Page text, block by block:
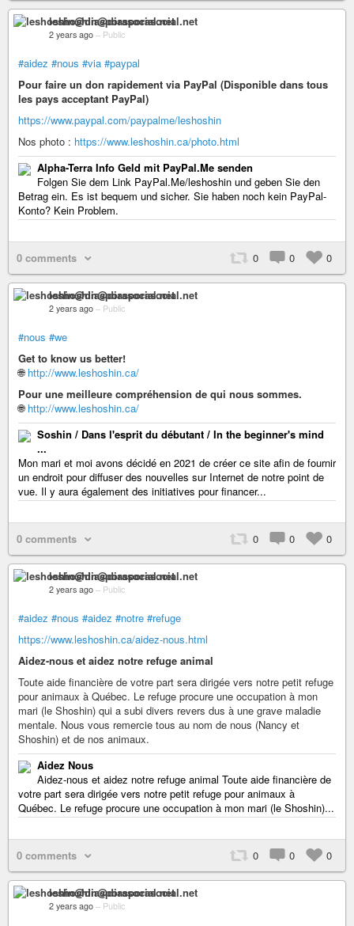
leshoshin@diasporasocial.net
2 years ago – Public
#aidez #nous #via #paypal
Pour faire un don rapidement via PayPal (Disponible dans tous
les pays acceptant PayPal)
https://www.paypal.com/paypalme/leshoshin
Nos photo : https://www.leshoshin.ca/photo.html
Alpha-Terra Info Geld mit PayPal.Me senden
Folgen Sie dem Link PayPal.Me/leshoshin und geben Sie den
Betrag ein. Es ist bequem und sicher. Sie haben noch kein PayPal-
Konto? Kein Problem.
0 comments 0 0 0
leshoshin@diasporasocial.net
2 years ago – Public
#nous #we
Get to know us better!
🌐 http://www.leshoshin.ca/
Pour une meilleure compréhension de qui nous sommes.
🌐 http://www.leshoshin.ca/
Soshin / Dans l'esprit du débutant / In the beginner's mind
...
Mon mari et moi avons décidé en 2021 de créer ce site afin de fournir
un endroit pour diffuser des nouvelles sur Internet de notre point de
vue. Il y aura également des initiatives pour financer...
0 comments 0 0 0
leshoshin@diasporasocial.net
2 years ago – Public
#aidez #nous #aidez #notre #refuge
https://www.leshoshin.ca/aidez-nous.html
Aidez-nous et aidez notre refuge animal
Toute aide financière de votre part sera dirigée vers notre petit refuge
pour animaux à Québec. Le refuge procure une occupation à mon
mari (le Shoshin) qui a subi divers revers dus à une grave maladie
mentale. Nous vous remercie tous au nom de nous (Nancy et
Shoshin) et de nos animaux.
Aidez Nous
Aidez-nous et aidez notre refuge animal Toute aide financière de
votre part sera dirigée vers notre petit refuge pour animaux à
Québec. Le refuge procure une occupation à mon mari (le Shoshin)...
0 comments 0 0 0
leshoshin@diasporasocial.net
2 years ago – Public